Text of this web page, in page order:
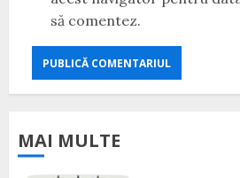
să comentez.
MAI MULTE